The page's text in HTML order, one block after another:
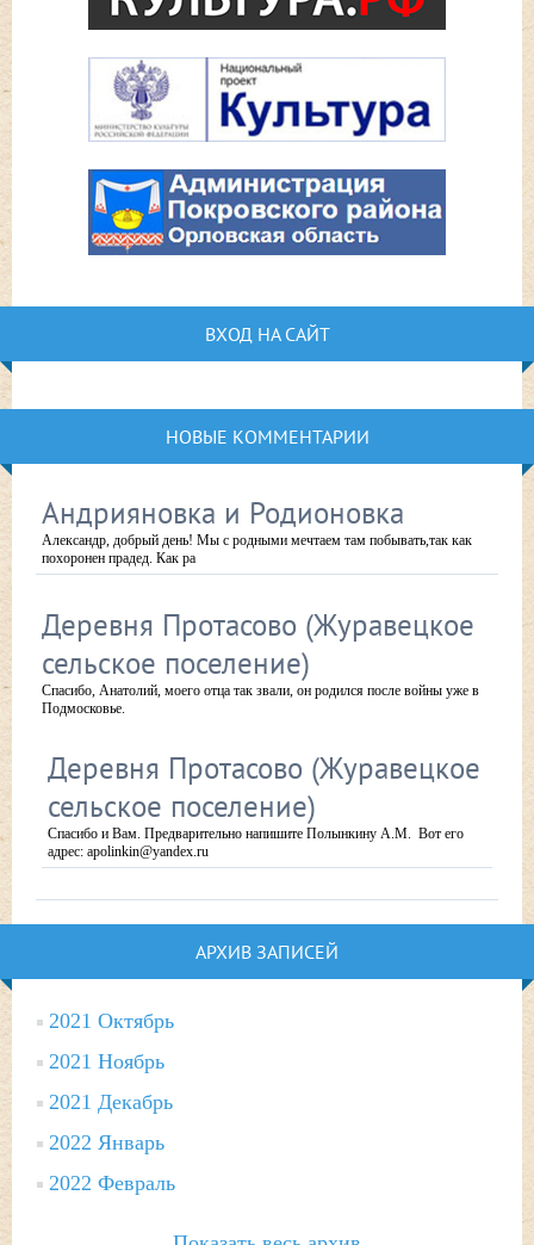
ВХОД НА САЙТ
НОВЫЕ КОММЕНТАРИИ
Андрияновка и Родионовка
Александр, добрый день! Мы с родными мечтаем там побывать,так как
похоронен прадед. Как ра
Деревня Протасово (Журавецкое
сельское поселение)
Спасибо, Анатолий, моего отца так звали, он родился после войны уже в
Подмосковье.
Деревня Протасово (Журавецкое
сельское поселение)
Спасибо и Вам. Предварительно напишите Полынкину А.М. Вот его
адрес: apolinkin@yandex.ru
АРХИВ ЗАПИСЕЙ
2021 Октябрь
2021 Ноябрь
2021 Декабрь
2022 Январь
2022 Февраль